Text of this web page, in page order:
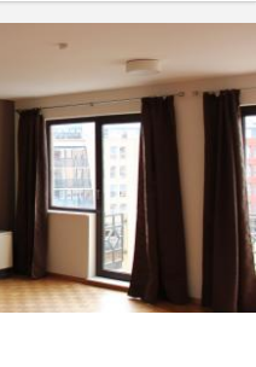
cuisines équipée privativve,
balcon, video parlophone